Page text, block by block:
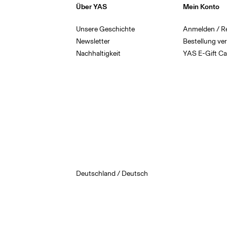
Über YAS
Unsere Geschichte
Newsletter
Nachhaltigkeit
Mein Konto
Anmelden /
Bestellung
YAS E-Gift
Deutschland / Deutsch